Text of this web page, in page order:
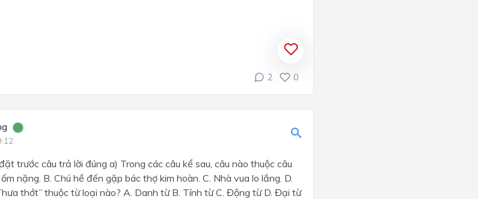
2 0
trước câu trả lời đúng a) Trong các câu kể sau, câu nào thuộc câu
nặng. B. Chú hề đến gặp bác thợ kim hoàn. C. Nhà vua lo lắng. D.
thớt” thuộc từ loại nào? A. Danh từ B. Tính từ C. Động từ D. Đại từ